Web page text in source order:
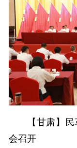
【甘肃】
会召开